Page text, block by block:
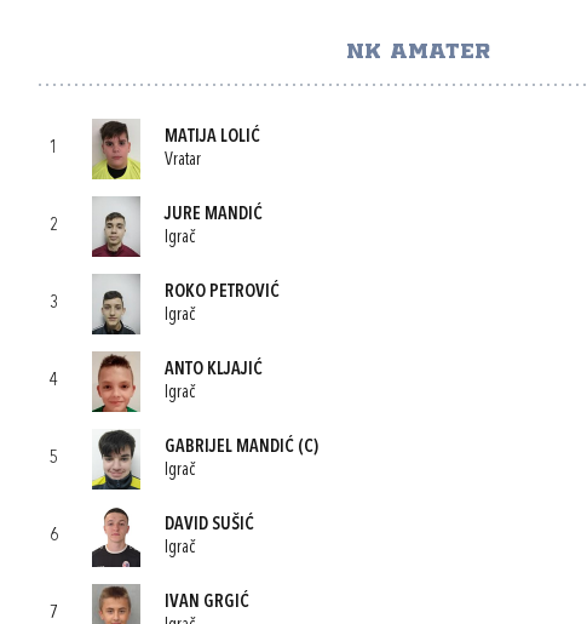
NK AMATER
1
MATIJA LOLIĆ
Vratar
2
JURE MANDIĆ
Igrač
3
ROKO PETROVIĆ
Igrač
4
ANTO KLJAJIĆ
Igrač
5
GABRIJEL MANDIĆ (C)
Igrač
6
DAVID SUŠIĆ
Igrač
7
IVAN GRGIĆ